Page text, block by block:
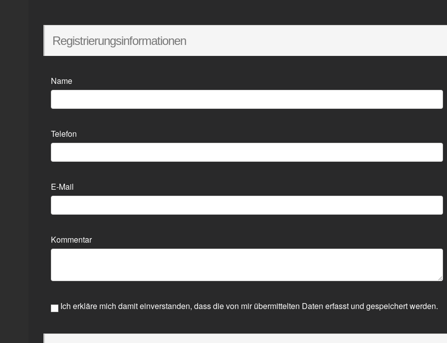
Registrierungsinformationen
Name
Telefon
E-Mail
Kommentar
Ich erkläre mich damit einverstanden, dass die von mir übermittelten Daten erfasst und gespeichert werden.